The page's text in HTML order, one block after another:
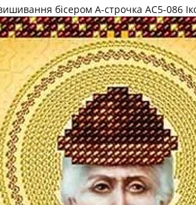
бісером А-строчка АС5-086